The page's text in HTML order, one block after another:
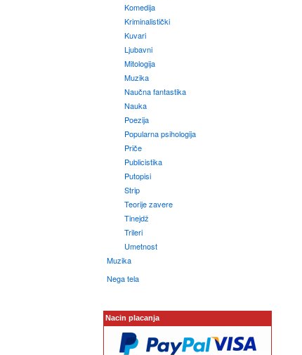
Komedija
Kriminalistički
Kuvari
Ljubavni
Mitologija
Muzika
Naučna fantastika
Nauka
Poezija
Popularna psihologija
Priče
Publicistika
Putopisi
Strip
Teorije zavere
Tinejdž
Trileri
Umetnost
Muzika
Nega tela
Nacin placanja